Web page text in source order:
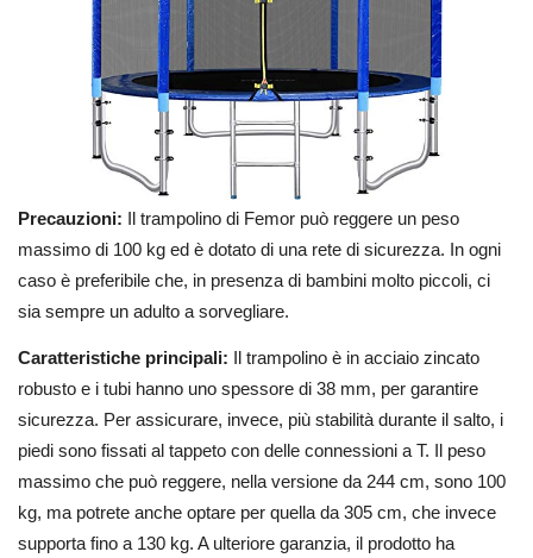
Precauzioni: Il trampolino di Femor può reggere un peso
massimo di 100 kg ed è dotato di una rete di sicurezza. In ogni
caso è preferibile che, in presenza di bambini molto piccoli, ci
sia sempre un adulto a sorvegliare.
Caratteristiche principali: Il trampolino è in acciaio zincato
robusto e i tubi hanno uno spessore di 38 mm, per garantire
sicurezza. Per assicurare, invece, più stabilità durante il salto, i
piedi sono fissati al tappeto con delle connessioni a T. Il peso
massimo che può reggere, nella versione da 244 cm, sono 100
kg, ma potrete anche optare per quella da 305 cm, che invece
supporta fino a 130 kg. A ulteriore garanzia, il prodotto ha